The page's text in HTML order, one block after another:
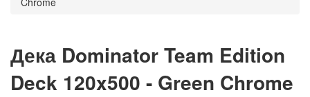
Дека Dominator Team Edition
Deck 120x500 - Green Chrome